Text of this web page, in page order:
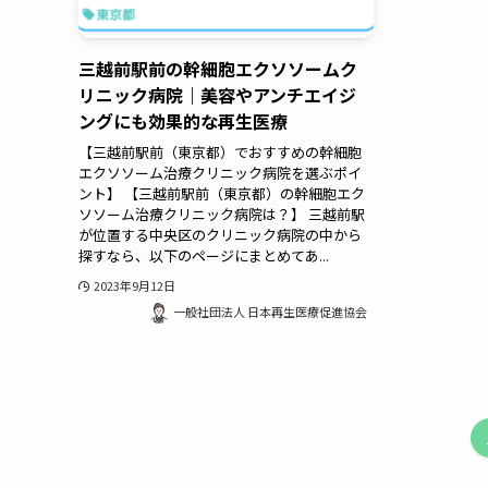
三越前駅前の幹細胞エクソソームク
リニック病院｜美容やアンチエイジ
ングにも効果的な再生医療
【三越前駅前（東京都）でおすすめの幹細胞
エクソソーム治療クリニック病院を選ぶポイ
ント】 【三越前駅前（東京都）の幹細胞エク
ソソーム治療クリニック病院は？】 三越前駅
が位置する中央区のクリニック病院の中から
探すなら、以下のページにまとめてあ...
2023年9月12日
一般社団法人 日本再生医療促進協会